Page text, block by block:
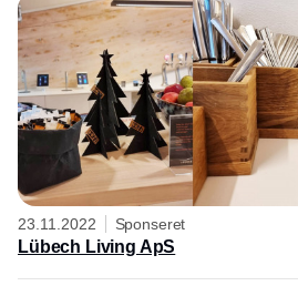
23.11.2022 Sponseret
Lübech Living ApS